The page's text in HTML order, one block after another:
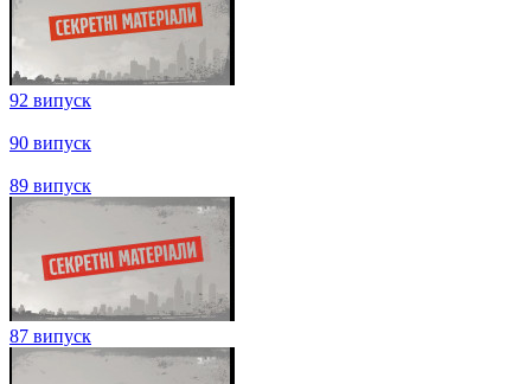
103 випуск
102 випуск
101 випуск